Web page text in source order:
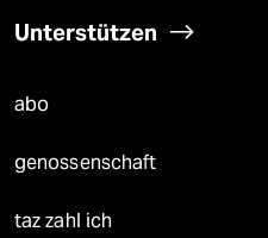
Unterstützen
abo
genossenschaft
taz zahl ich